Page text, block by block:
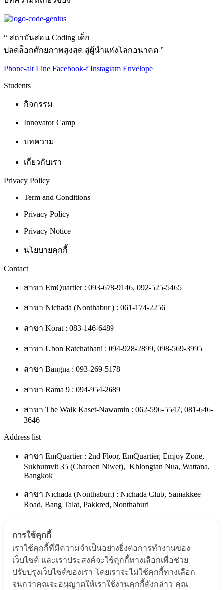
“ สถาบันสอน Coding เด็ก
ปลดล็อกศักยภาพสูงสุด สู่ผู้นำแห่งโลกอนาคต ”
Phone-alt Line Facebook-f Instagram Envelope
Students
กิจกรรม
Innovator Camp
บทความ
เกี่ยวกับเรา
Privacy Policy
Term and Conditions
Privacy Policy
Privacy Notice
นโยบายคุกกี้
Contact
สาขา EmQuartier : 093-678-9146, 092-525-5465
สาขา Nichada (Nonthaburi) : 061-174-2256
สาขา Korat : 083-146-6489
สาขา Ubon Ratchathani : 094-928-2899, 098-569-3995
สาขา Bangna : 093-269-5178
สาขา Rama 9 : 094-954-2689
สาขา The Walk Kaset-Nawamin : 062-596-5547, 081-646-
3646
Address list
สาขา EmQuartier : 2nd Floor, EmQuartier, Emjoy Zone,
Sukhumvit 35 (Charoen Niwet), Khlongtan Nua, Wattana,
Bangkok
สาขา Nichada (Nonthaburi) : Nichada Club, Samakkee
Road, Bang Talat, Pakkred, Nonthaburi
สาขา Ubon Ratchathani : Nai Mueang, Amphoe Mueang
Ubon Ratchathani
สาขา Bangna : 99, 41 Soi Rajvinit Bangkaew, Bang Kaeo
Subdistrict,Bang Phli District, Samut Prakan
การใช้คุกกี้
เราใช้คุกกี้ที่มีความจำเป็นอย่างยิ่งต่อการทำงานของ
เว็บไซต์ และเราประสงค์จะใช้คุกกี้ทางเลือกเพื่อช่วย
ปรับปรุงเว็บไซต์ของเรา โดยเราจะไม่ใช้คุกกี้ทางเลือก
จนกว่าคุณจะอนุญาตให้เราใช้งานคุกกี้ดังกล่าว คุณ